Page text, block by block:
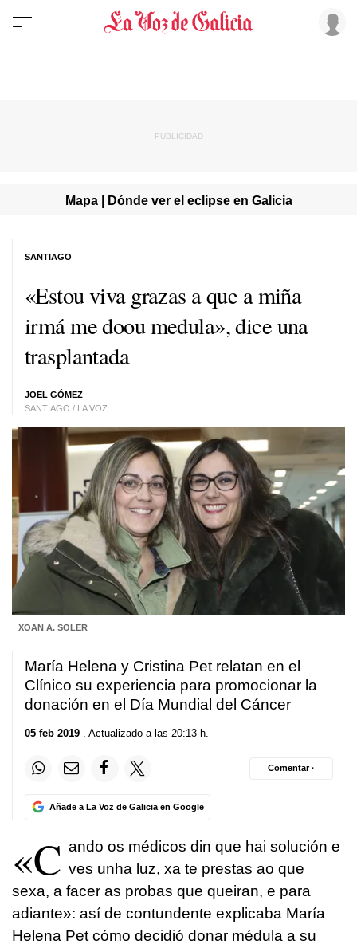
Mapa | Dónde ver el eclipse en Galicia
«Estou viva grazas a que a miña
irmá me doou medula», dice una
trasplantada
JOEL GÓMEZ
SANTIAGO / LA VOZ
SANTIAGO
XOAN A. SOLER
María Helena y Cristina Pet relatan en el
Clínico su experiencia para promocionar la
donación en el Día Mundial del Cáncer
05 feb 2019 . Actualizado a las 20:13 h.
Añade a La Voz de Galicia en Google
Comentar ·
«C ando os médicos din que hai solución e
ves unha luz, xa te prestas ao que
sexa, a facer as probas que queiran, e para
adiante»: así de contundente explicaba María
Helena Pet cómo decidió donar médula a su